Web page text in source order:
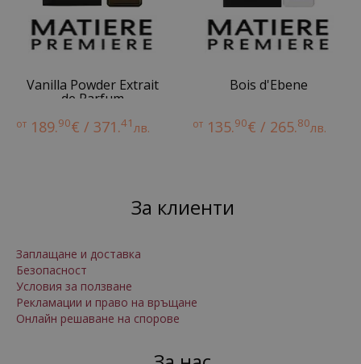
Vanilla Powder Extrait
de Parfum
от 189.90€ / 371.41лв.
Bois d'Ebene
от 135.90€ / 265.80лв.
За клиенти
Заплащане и доставка
Безопасност
Условия за ползване
Рекламации и право на връщане
Онлайн решаване на спорове